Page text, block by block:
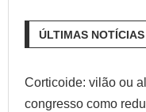
ÚLTIMAS NOTÍCIAS
Corticoide: vilão ou
congresso como